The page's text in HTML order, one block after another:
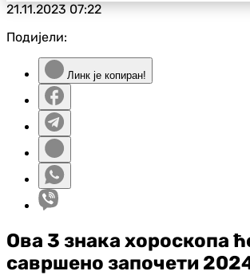
21.11.202307:22
Подијели:
Линк је копиран!
Ова 3 знака хороскопа
савршено започети